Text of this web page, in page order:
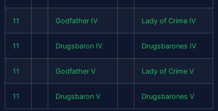
11 Godfather IV Lady of Crime IV
11 Drugsbaron IV Drugsbarones IV
11 Godfather V Lady of Crime V
11 Drugsbaron V Drugsbarones V